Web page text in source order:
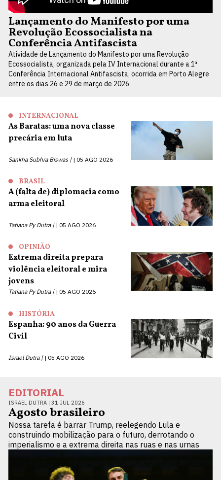
Lançamento do Manifesto por uma
Revolução Ecossocialista na
Conferência Antifascista
Atividade de Lançamento do Manifesto por uma Revolução
Ecossocialista, organizada pela IV Internacional durante a 1ª
Conferência Internacional Antifascista, ocorrida em Porto Alegre
entre os dias 26 e 29 de março de 2026
INTERNACIONAL
As Baratas: uma nova classe
precária em luta
Sankha Subhra Biswas | 05 AGO 2026
BRASIL
A (falta de) diplomacia como
arma eleitoral
Tatiana Py Dutra | 05 AGO 2026
OPINIÃO
Extrema direita prepara
violência eleitoral e mira
jovens
Tatiana Py Dutra | 05 AGO 2026
HISTÓRIA
Espanha: 90 anos da Guerra
Civil
Israel Dutra | 05 AGO 2026
EDITORIAL
ISRAEL DUTRA | 31 JUL 2026
Agosto brasileiro
Nossa tarefa é barrar Trump, reelegendo Lula e
construindo mobilização para o futuro, derrotando o
imperialismo e a extrema direita nas ruas e nas urnas